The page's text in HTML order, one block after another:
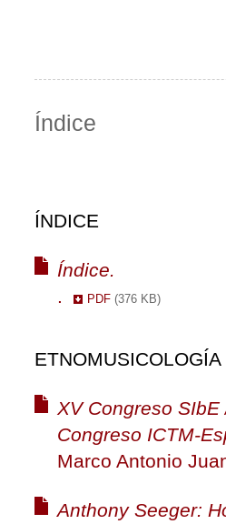
Índice
ÍNDICE
Índice.
.
PDF(376 KB)
ETNOMUSICOLOGÍA
XV Congreso
Congreso ICTM-
Marco Antonio
Anthony Seeger: